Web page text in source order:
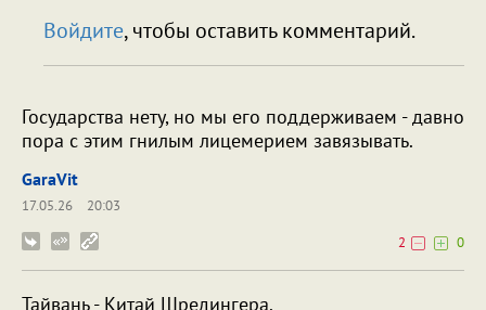
Войдите, чтобы оставить комментарий.
Государства нету, но мы его поддерживаем - давно
пора с этим гнилым лицемерием завязывать.
GaraVit
17.05.26
20:03
2
0
Тайвань - Китай Шредингера.